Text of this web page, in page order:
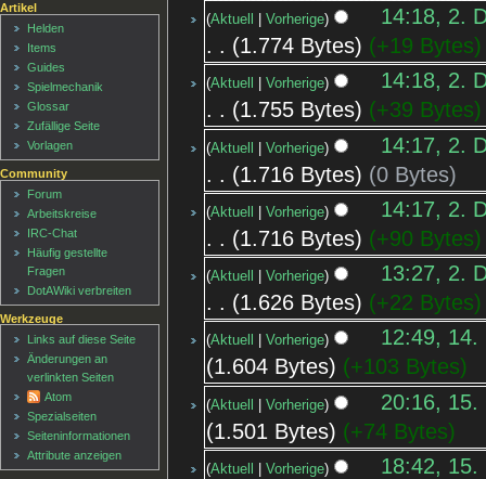
Aktuell Vorherige
14:18, 2.
1.774 Bytes
+19 Bytes
Aktuell Vorherige
14:18, 2.
1.755 Bytes
+39 Bytes
Aktuell Vorherige
14:17, 2.
1.716 Bytes
0 Bytes
Aktuell Vorherige
14:17, 2.
1.716 Bytes
+90 Bytes
Aktuell Vorherige
13:27, 2.
1.626 Bytes
+22 Bytes
Aktuell Vorherige
12:49, 14.
1.604 Bytes
+103 Bytes
Aktuell Vorherige
20:16, 15.
1.501 Bytes
+74 Bytes
Aktuell Vorherige
18:42, 15.
Artikel
Helden
Items
Guides
Spielmechanik
Glossar
Zufällige Seite
Vorlagen
Community
Forum
Arbeitskreise
IRC-Chat
Häufig gestellte
Fragen
DotAWiki verbreiten
Werkzeuge
Links auf diese Seite
Änderungen an
verlinkten Seiten
Atom
Spezialseiten
Seiten­informationen
Attribute anzeigen